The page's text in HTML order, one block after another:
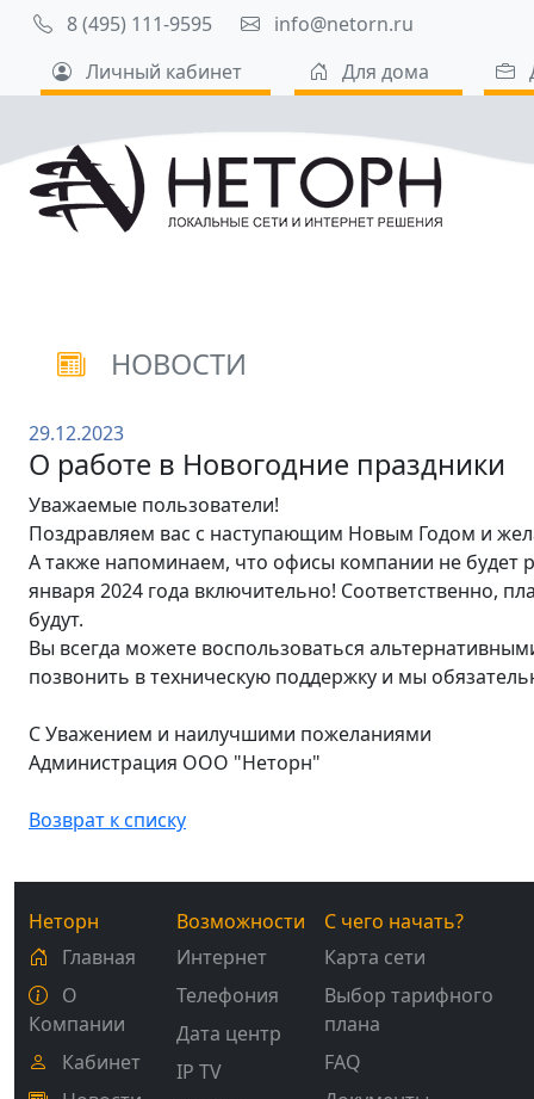
8 (495) 111-9595
info@netorn.ru
Личный кабинет
Для дома
НОВОСТИ
29.12.2023
О работе в Новогодние праздники
Уважаемые пользователи!
Поздравляем вас с наступающим Новым Годом и
А также напоминаем, что офисы компании не будет
января 2024 года включительно! Соответственно,
будут.
Вы всегда можете воспользоваться
позвонить в техническую поддержку и мы
С Уважением и наилучшими пожеланиями
Администрация ООО "Неторн"
Возврат к списку
Неторн
Главная
О
Компании
Кабинет
Возможности
Интернет
Телефония
Дата центр
IP TV
С чего начать?
Карта сети
Выбор тарифного
плана
FAQ